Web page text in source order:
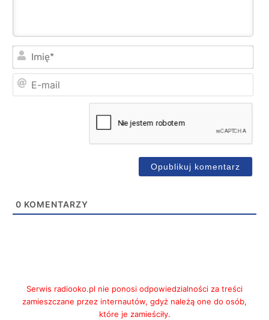
0 KOMENTARZY
Serwis radiooko.pl nie ponosi odpowiedzialności za treści
zamieszczane przez internautów, gdyż należą one do osób,
które je zamieściły.